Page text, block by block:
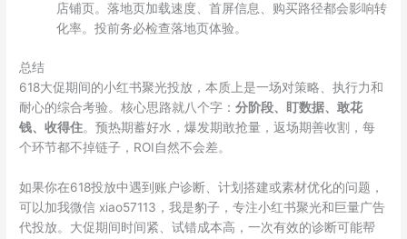
店铺页。落地页加载速度、首屏信息、购买路径都会影响转
化率。投前务必检查落地页体验。
总结
618大促期间的小红书聚光投放，本质上是一场对策略、执行力和
耐心的综合考验。核心思路就八个字：分阶段、盯数据、敢花
钱、收得住。预热期蓄好水，爆发期敢抢量，返场期善收割，每
个环节都不掉链子，ROI自然不会差。
如果你在618投放中遇到账户诊断、计划搭建或素材优化的问题，
可以加我微信 xiao57113，我是豹子，专注小红书聚光和巨量广告
代投放。大促期间时间紧、试错成本高，一次有效的诊断可能帮